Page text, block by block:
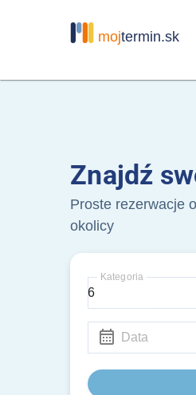
mojtermin.sk
Znajdź
Proste rezerwacje
okolicy
6
Kategoria
Data